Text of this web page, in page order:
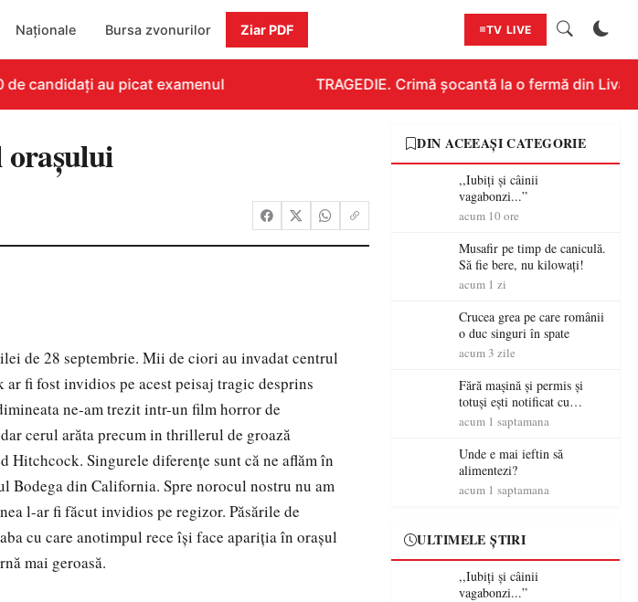
Naționale Bursa zvonurilor Ziar PDF TV LIVE
candidați au picat examenul TRAGEDIE. Crimă șocantă la o fermă din
de 28 septembrie. Mii de ciori au invadat centrul
fi fost invidios pe acest peisaj tragic desprins
ne-am trezit intr-un film horror de
cerul arăta precum in thrillerul de groază
Hitchcock. Singurele diferențe sunt că ne aflăm în
Bodega din California. Spre norocul nostru nu am
l-ar fi făcut invidios pe regizor. Păsările de
cu care anotimpul rece își face apariția în orașul
mai geroasă.
DIN ACEEAȘI CATEGORIE
,,Iubiți și câinii
vagabonzi...”
acum 10 ore
Musafir pe timp de caniculă.
Să fie bere, nu kilowați!
acum 1 zi
Crucea grea pe care românii
o duc singuri în spate
acum 3 zile
Fără mașină și permis și
totuși ești notificat cu
amenzi rutiere…
acum 1 saptamana
Unde e mai ieftin să
alimentezi?
acum 1 saptamana
ULTIMELE ȘTIRI
,,Iubiți și câinii
vagabonzi...”